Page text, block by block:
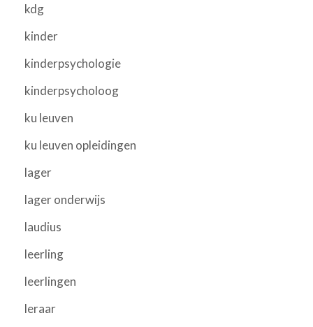
kdg
kinder
kinderpsychologie
kinderpsycholoog
ku leuven
ku leuven opleidingen
lager
lager onderwijs
laudius
leerling
leerlingen
leraar